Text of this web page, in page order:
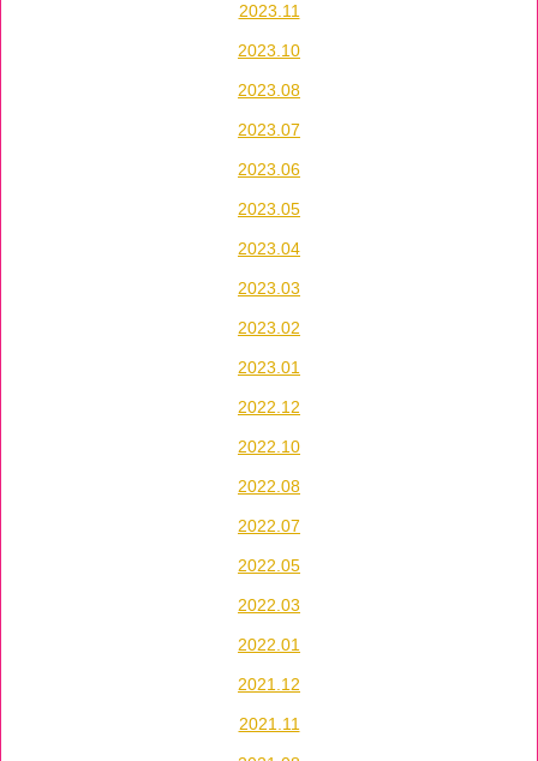
2023.11
2023.10
2023.08
2023.07
2023.06
2023.05
2023.04
2023.03
2023.02
2023.01
2022.12
2022.10
2022.08
2022.07
2022.05
2022.03
2022.01
2021.12
2021.11